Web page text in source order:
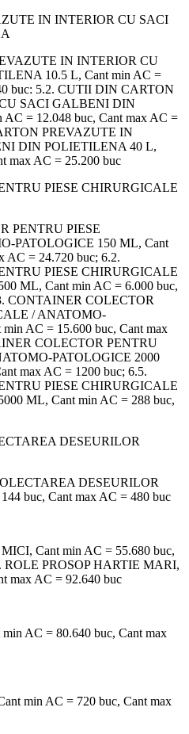
IN INTERIOR CU SACI
IN INTERIOR CU
10.5 L, Cant min AC =
buc: 5.2. CUTII DIN CARTON
SACI GALBENI DIN
= 12.048 buc, Cant max AC =
PREVAZUTE IN
DIN POLIETILENA 40 L,
max AC = 25.200 buc
PIESE CHIRURGICALE
PENTRU PIESE
PATOLOGICE 150 ML, Cant
AC = 24.720 buc; 6.2.
PIESE CHIRURGICALE
ML, Cant min AC = 6.000 buc,
CONTAINER COLECTOR
/ ANATOMO-
AC = 15.600 buc, Cant max
COLECTOR PENTRU
PATOLOGICE 2000
max AC = 1200 buc; 6.5.
PIESE CHIRURGICALE
ML, Cant min AC = 288 buc,
DESEURILOR
DESEURILOR
buc, Cant max AC = 480 buc
Cant min AC = 55.680 buc,
ROLE PROSOP HARTIE MARI,
max AC = 92.640 buc
AC = 80.640 buc, Cant max
min AC = 720 buc, Cant max